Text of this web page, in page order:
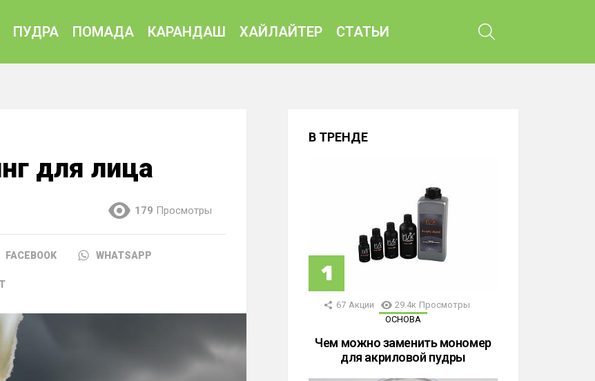
ПУДРА ПОМАДА КАРАНДАШ ХАЙЛАЙТЕР СТАТЬИ
для лица
179 Просмотры
FACEBOOK WHATSAPP
В ТРЕНДЕ
67 Акции 29.4к Просмотры
ОСНОВА
Чем можно заменить мономер
для акриловой пудры